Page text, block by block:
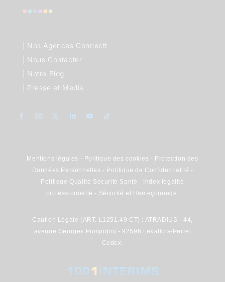
Nos Agences Connectt
Nous Contacter
Notre Blog
Presse et Media
Mentions légales - Politique des cookies - Protection des
Données Personnelles - Politique de Confidentialité -
Politique Qualité Sécurité Santé - Index légalité
professionnelle - Sécurité et Hameçonnage
Caution Légale (ART. L1251.49 CT) : ATRADIUS - 44,
avenue Georges Pompidou - 92596 Levallois-Perret
Cedex.